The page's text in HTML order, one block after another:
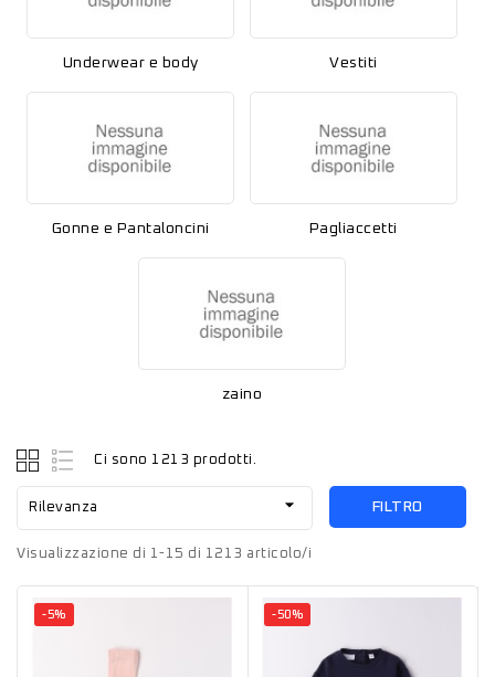
Underwear e body Vestiti
Gonne e Pantaloncini Pagliaccetti
zaino
Ci sono 1213 prodotti.
Rilevanza  FILTRO
Visualizzazione di 1-15 di 1213 articolo/i
-5% -50%